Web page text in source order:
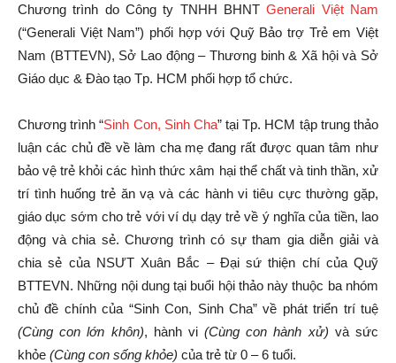
Chương trình do Công ty TNHH BHNTGenerali Việt Nam
(“Generali Việt Nam”) phối hợp với Quỹ Bảo trợ Trẻ em Việt
Nam (BTTEVN), Sở Lao động – Thương binh & Xã hội và Sở
Giáo dục & Đào tạo Tp. HCM phối hợp tổ chức.
Chương trình “Sinh Con, Sinh Cha” tại Tp. HCM tập trung thảo
luận các chủ đề về làm cha mẹ đang rất được quan tâm như
bảo vệ trẻ khỏi các hình thức xâm hại thể chất và tinh thần, xử
trí tình huống trẻ ăn vạ và các hành vi tiêu cực thường gặp,
giáo dục sớm cho trẻ với ví dụ dạy trẻ về ý nghĩa của tiền, lao
động và chia sẻ. Chương trình có sự tham gia diễn giải và
chia sẻ của NSƯT Xuân Bắc – Đại sứ thiện chí của Quỹ
BTTEVN. Những nội dung tại buổi hội thảo này thuộc ba nhóm
chủ đề chính của “Sinh Con, Sinh Cha” về phát triển trí tuệ
(Cùng con lớn khôn), hành vi(Cùng con hành xử) và sức
khỏe (Cùng con sống khỏe) của trẻ từ 0 – 6 tuổi.